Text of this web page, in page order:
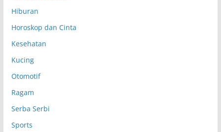
Hiburan
Horoskop dan Cinta
Kesehatan
Kucing
Otomotif
Ragam
Serba Serbi
Sports